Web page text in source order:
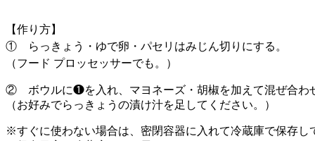
【作り方】
① らっきょう・ゆで卵・パセリはみじん切りにする。
（フード プロッセッサーでも。）
② ボウルに❶を入れ、マヨネーズ・胡椒を加えて混ぜ合わ
（お好みでらっきょうの漬け汁を足してください。）
※すぐに使わない場合は、密閉容器に入れて冷蔵庫で保存し